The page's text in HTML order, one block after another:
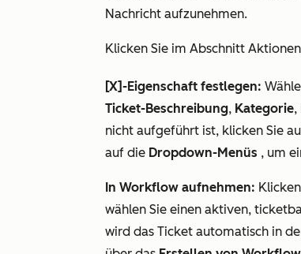
Nachricht aufzunehmen.
Klicken Sie im Abschnitt Aktionen
[X]-Eigenschaft festlegen:
Ticket-Beschreibung, Kategorie,
nicht aufgeführt ist, klicken Sie
auf die Dropdown-Menüs , um
In Workflow aufnehmen:
wählen Sie einen aktiven,
wird das Ticket automatisch in